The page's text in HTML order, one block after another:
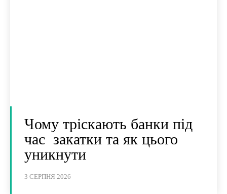
Чому тріскають банки під
час закатки та як цього
уникнути
3 СЕРПНЯ 2026